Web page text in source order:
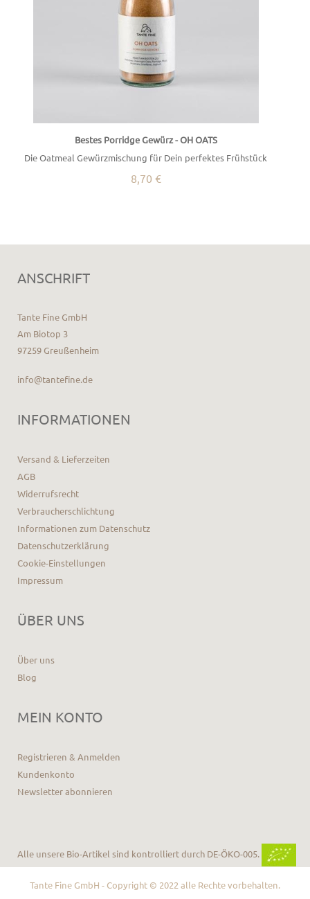
Bestes Porridge Gewürz - OH OATS
Die Oatmeal Gewürzmischung für Dein perfektes Frühstück
8,70 €
ANSCHRIFT
Tante Fine GmbH
Am Biotop 3
97259 Greußenheim
info@tantefine.de
INFORMATIONEN
Versand & Lieferzeiten
AGB
Widerrufsrecht
Verbraucherschlichtung
Informationen zum Datenschutz
Datenschutzerklärung
Cookie-Einstellungen
Impressum
ÜBER UNS
Über uns
Blog
MEIN KONTO
Registrieren & Anmelden
Kundenkonto
Newsletter abonnieren
Alle unsere Bio-Artikel sind kontrolliert durch DE-ÖKO-005.
Tante Fine GmbH - Copyright © 2022 alle Rechte vorbehalten.